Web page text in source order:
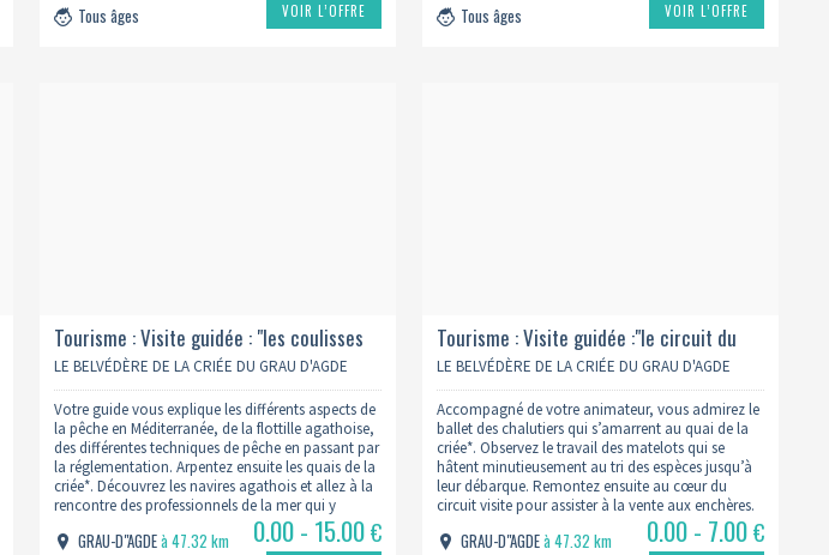
Tous âges
VOIR L’OFFRE
Tous âges
VOIR L’OFFRE
Tourisme : Visite guidée : "les coulisses
de la pêche" - 10h
LE BELVÉDÈRE DE LA CRIÉE DU GRAU D'AGDE
Votre guide vous explique les différents aspects de
la pêche en Méditerranée, de la flottille agathoise,
des différentes techniques de pêche en passant par
la réglementation. Arpentez ensuite les quais de la
criée*. Découvrez les navires agathois et allez à la
rencontre des professionnels de la mer qui y
travaillent. Pénétrez ensuite dans la salle…
GRAU-D"AGDEà 47.32 km
0.00 - 15.00€
Tourisme : Visite guidée :"le circuit du
poisson à la criée" - 15h
LE BELVÉDÈRE DE LA CRIÉE DU GRAU D'AGDE
Accompagné de votre animateur, vous admirez le
ballet des chalutiers qui s’amarrent au quai de la
criée*. Observez le travail des matelots qui se
hâtent minutieusement au tri des espèces jusqu’à
leur débarque. Remontez ensuite au cœur du
circuit visite pour assister à la vente aux enchères.
Les explications de votre guide vous permettent
de…GRAU-D"AGDEà 47.32 km
0.00 - 7.00€